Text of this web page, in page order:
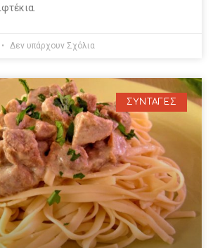
Δεν υπάρχουν Σχόλια
ΣΥΝΤΑΓΕΣ